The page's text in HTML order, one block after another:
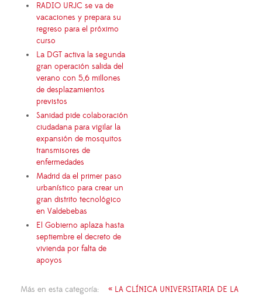
RADIO URJC se va de
vacaciones y prepara su
regreso para el próximo
curso
La DGT activa la segunda
gran operación salida del
verano con 5,6 millones
de desplazamientos
previstos
Sanidad pide colaboración
ciudadana para vigilar la
expansión de mosquitos
transmisores de
enfermedades
Madrid da el primer paso
urbanístico para crear un
gran distrito tecnológico
en Valdebebas
El Gobierno aplaza hasta
septiembre el decreto de
vivienda por falta de
apoyos
Más en esta categoría:
« LA CLÍNICA UNIVERSITARIA DE LA